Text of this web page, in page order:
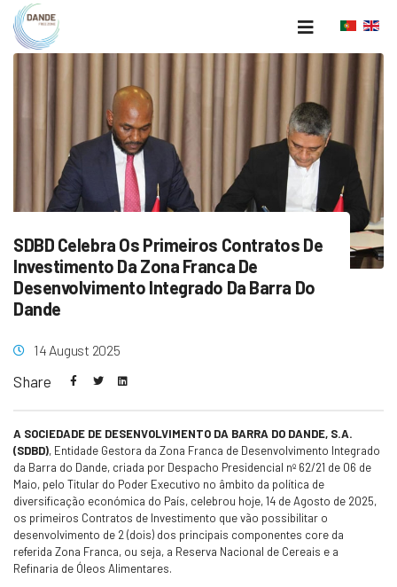
SDBD Celebra Os Primeiros Contratos De
Investimento Da Zona Franca De
Desenvolvimento Integrado Da Barra Do
Dande
14 August 2025
Share
A SOCIEDADE DE DESENVOLVIMENTO DA BARRA DO DANDE, S.A.
(SDBD), Entidade Gestora da Zona Franca de Desenvolvimento Integrado
da Barra do Dande, criada por Despacho Presidencial nº 62/21 de 06 de
Maio, pelo Titular do Poder Executivo no âmbito da política de
diversificação económica do País, celebrou hoje, 14 de Agosto de 2025,
os primeiros Contratos de Investimento que vão possibilitar o
desenvolvimento de 2 (dois) dos principais componentes core da
referida Zona Franca, ou seja, a Reserva Nacional de Cereais e a
Refinaria de Óleos Alimentares.